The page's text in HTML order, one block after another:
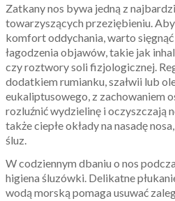
Zatkany nos bywa jedną z
towarzyszących przeziębieniu.
komfort oddychania, warto
łagodzenia objawów, takie jak
czy roztwory soli fizjologicznej.
dodatkiem rumianku, szałwii lub
eukaliptusowego, z zachowaniem
rozluźnić wydzielinę i oczyszczają
także ciepłe okłady na nasadę
śluz.
W codziennym dbaniu o nos
higiena śluzówki. Delikatne
wodą morską pomaga usuwać